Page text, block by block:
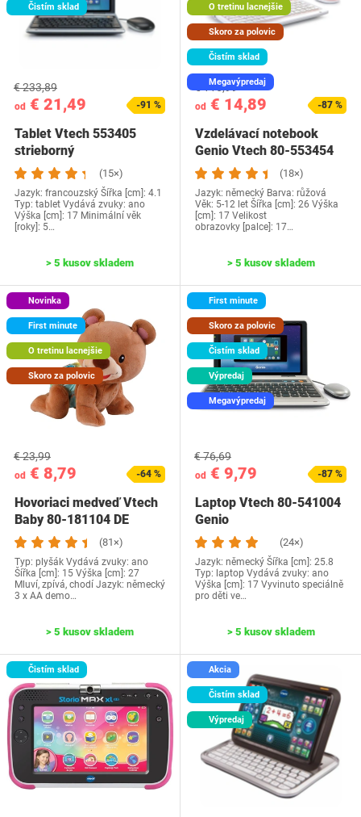
Čistím sklad
od € 21,49
€ 233,89
-91 %
Tablet Vtech ‎553405
strieborný
(15×)
Jazyk: francouzský Šířka [cm]: 4.1
Typ: tablet Vydává zvuky: ano
Výška [cm]: 17 Minimální věk
[roky]: 5…
> 5 kusov skladem
O tretinu lacnejšie
Skoro za polovic
Čistím sklad
Megavýpredaj
od € 14,89
€ 115,99
-87 %
Vzdelávací notebook
Genio Vtech ‎80-553454
(18×)
Jazyk: německý Barva: růžová
Věk: 5-12 let Šířka [cm]: 26 Výška
[cm]: 17 Velikost
obrazovky [palce]: 17…
> 5 kusov skladem
Novinka
First minute
O tretinu lacnejšie
Skoro za polovic
od € 8,79
€ 23,99
-64 %
Hovoriaci medveď Vtech
Baby 80-181104 DE
(81×)
Typ: plyšák Vydává zvuky: ano
Šířka [cm]: 15 Výška [cm]: 27
Mluví, zpívá, chodí Jazyk: německý
3 x AA demo…
> 5 kusov skladem
First minute
Skoro za polovic
Čistím sklad
Výpredaj
Megavýpredaj
od € 9,79
€ 76,69
-87 %
Laptop Vtech 80-541004
Genio
(24×)
Jazyk: německý Šířka [cm]: 25.8
Typ: laptop Vydává zvuky: ano
Výška [cm]: 17 Vyvinuto speciálně
pro děti ve…
> 5 kusov skladem
Čistím sklad Akcia
Čistím sklad
Výpredaj